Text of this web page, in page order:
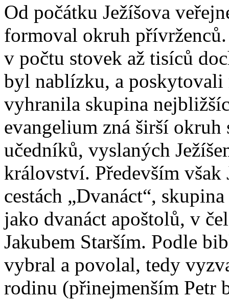
Od počátku Ježíšova
formoval okruh
v počtu stovek až tisíců
byl nablízku, a poskytovali
vyhranila skupina
evangelium zná širší okruh
učedníků, vyslaných
království. Především však
cestách „Dvanáct“,
jako dvanáct apoštolů, v
Jakubem Starším. Podle
vybral a povolal, tedy
rodinu (přinejmenším Petr